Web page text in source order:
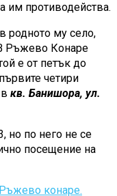
им противодейства.
родното му село,
Ръжево Конаре
е от петък до
четири
кв. Банишора, ул.
но по него не се
посещение на
конаре.